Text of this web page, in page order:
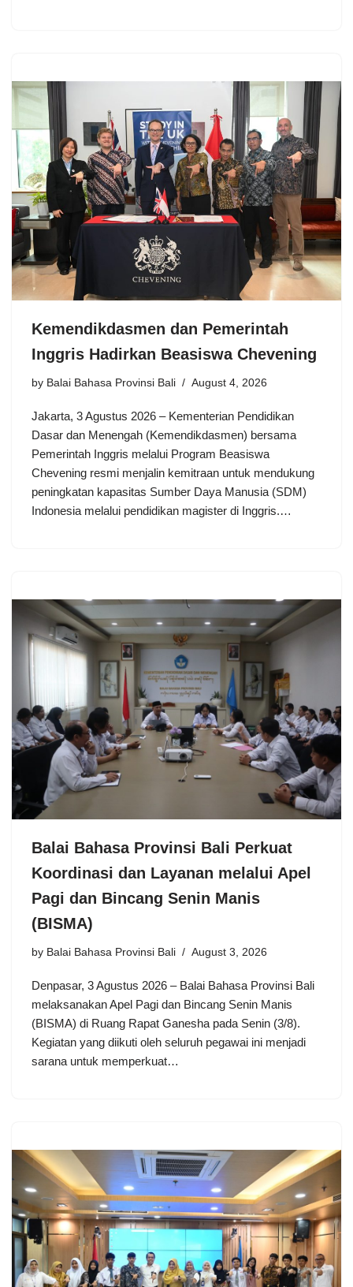
Kemendikdasmen dan Pemerintah
Inggris Hadirkan Beasiswa Chevening
by Balai Bahasa Provinsi Bali August 4, 2026
Jakarta, 3 Agustus 2026 – Kementerian Pendidikan
Dasar dan Menengah (Kemendikdasmen) bersama
Pemerintah Inggris melalui Program Beasiswa
Chevening resmi menjalin kemitraan untuk mendukung
peningkatan kapasitas Sumber Daya Manusia (SDM)
Indonesia melalui pendidikan magister di Inggris.…
Balai Bahasa Provinsi Bali Perkuat
Koordinasi dan Layanan melalui Apel
Pagi dan Bincang Senin Manis
(BISMA)
by Balai Bahasa Provinsi Bali August 3, 2026
Denpasar, 3 Agustus 2026 – Balai Bahasa Provinsi Bali
melaksanakan Apel Pagi dan Bincang Senin Manis
(BISMA) di Ruang Rapat Ganesha pada Senin (3/8).
Kegiatan yang diikuti oleh seluruh pegawai ini menjadi
sarana untuk memperkuat…